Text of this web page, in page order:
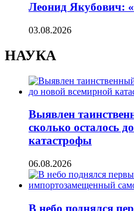
Леонид Якубович:
03.08.2026
НАУКА
Выявлен
сколько осталось
катастрофы
06.08.2026
В небо поднялся